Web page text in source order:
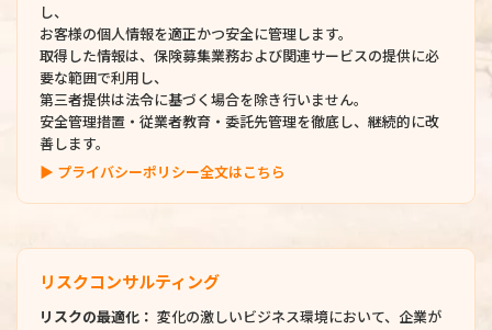
し、
お客様の個人情報を適正かつ安全に管理します。
取得した情報は、保険募集業務および関連サービスの提供に必
要な範囲で利用し、
第三者提供は法令に基づく場合を除き行いません。
安全管理措置・従業者教育・委託先管理を徹底し、継続的に改
善します。
▶ プライバシーポリシー全文はこちら
リスクコンサルティング
リスクの最適化： 変化の激しいビジネス環境において、企業が